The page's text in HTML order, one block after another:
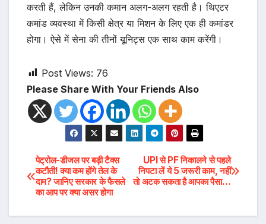
करती हैं, लेकिन उनकी कमान अलग-अलग रहती है। थिएटर
कमांड व्यवस्था में किसी क्षेत्र या मिशन के लिए एक ही कमांडर
होगा। ऐसे में सेना की तीनों यूनिट्स एक साथ काम करेंगी।
Post Views: 76
Please Share With Your Friends Also
Post
navigation
UPI से PF निकालने से पहले
निपटा लें ये 5 जरूरी काम, नहीं
तो अटक सकता है आपका पैसा…
पेट्रोल-डीजल पर बड़ी टैक्‍स
कटौती! क्‍या कम होंगे तेल के
दाम? जानिए सरकार के फैसले
का आप पर क्‍या असर होगा